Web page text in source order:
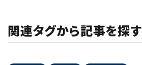
関連タグから記事を探す